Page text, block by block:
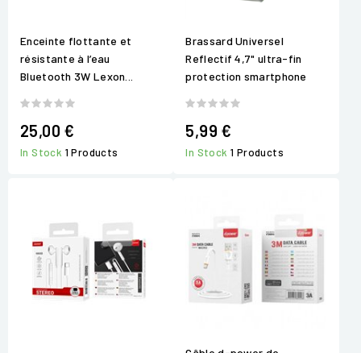
Enceinte flottante et
résistante à l’eau
Bluetooth 3W Lexon...
25,00 €
In Stock 1 Products
Brassard Universel
Reflectif 4,7" ultra-fin
protection smartphone
5,99 €
In Stock1 Products